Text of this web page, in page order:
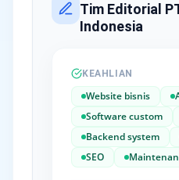
Tim Editorial
Indonesia
KEAHLIAN
Website bisnis
Software custom
Backend system
SEO